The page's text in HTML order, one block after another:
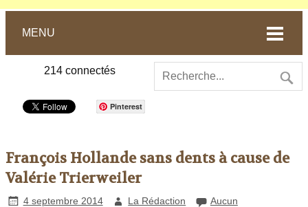
MENU
214 connectés
Pinterest
François Hollande sans dents à cause de
Valérie Trierweiler
4 septembre 2014 La Rédaction
Aucun